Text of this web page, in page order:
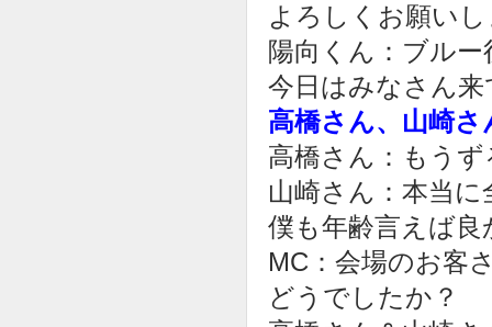
よろしくお願い
陽向くん：ブル
今日はみなさん
高橋さん、山崎
高橋さん：もう
山崎さん：本当
僕も年齢言えば
MC：会場のお客
どうでしたか？